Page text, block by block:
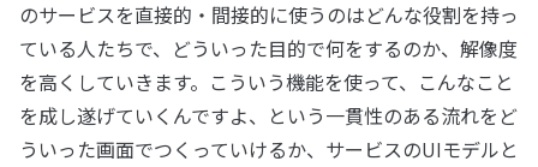
のサービスを直接的・間接的に使うのはどんな役割を持っ
ている人たちで、どういった目的で何をするのか、解像度
を高くしていきます。こういう機能を使って、こんなこと
を成し遂げていくんですよ、という一貫性のある流れをど
ういった画面でつくっていけるか、サービスのUIモデルと